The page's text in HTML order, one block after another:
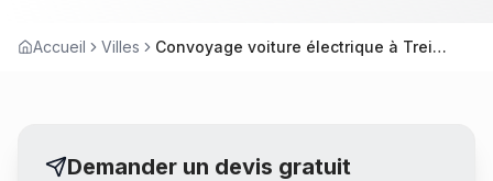
Accueil Villes Convoyage voiture électrique à Treillières
Demander un devis gratuit